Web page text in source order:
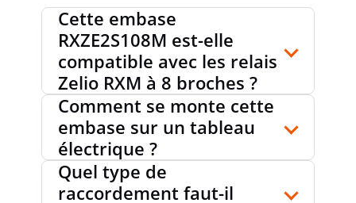
Cette embase
RXZE2S108M est-elle
compatible avec les relais
Zelio RXM à 8 broches ?
Comment se monte cette
embase sur un tableau
électrique ?
Quel type de
raccordement faut-il